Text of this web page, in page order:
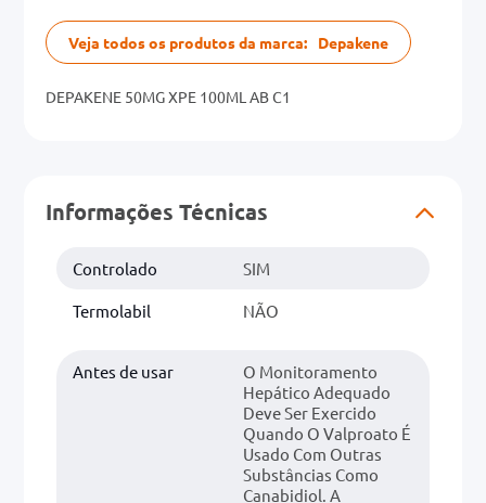
Veja todos os produtos da marca: Depakene
DEPAKENE 50MG XPE 100ML AB C1
Informações Técnicas
Controlado SIM
Termolabil NÃO
Antes de usar
O Monitoramento
Hepático Adequado
Deve Ser Exercido
Quando O Valproato É
Usado Com Outras
Substâncias Como
Canabidiol. A